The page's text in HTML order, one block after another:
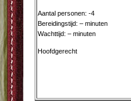
Aantal personen: -4
Bereidingstijd: – minuten
Wachttijd: – minuten
Hoofdgerecht